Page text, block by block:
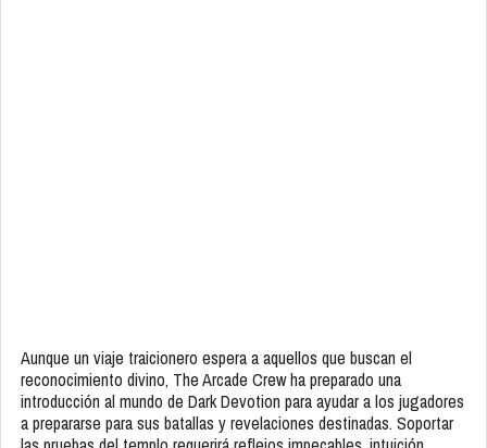
Aunque un viaje traicionero espera a aquellos que buscan el
reconocimiento divino, The Arcade Crew ha preparado una
introducción al mundo de Dark Devotion para ayudar a los jugadores
a prepararse para sus batallas y revelaciones destinadas. Soportar